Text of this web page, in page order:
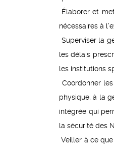
Élaborer et
nécessaires à
Superviser la
les délais
les institutions
Coordonner
physique, à la
intégrée qui
la sécurité des
Veiller à ce